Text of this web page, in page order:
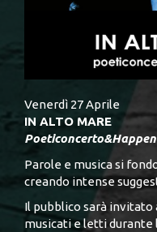
Venerdì 27 Aprile
IN ALTO MARE
Parole e musica si
creando intense
Il pubblico sarà
musicati e letti durante